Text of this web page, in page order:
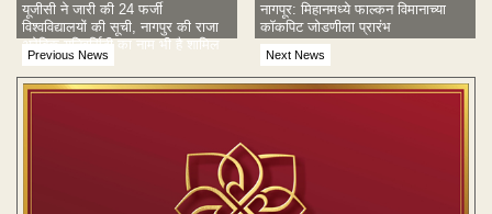
Previous News
यूजीसी ने जारी की 24 फर्जी
विश्वविद्यालयों की सूची, नागपुर की राजा
अरेबिक यूनिवर्सिटी का नाम भी है शामिल
Next News
नागपूर: मिहानमध्ये फाल्कन विमानाच्या
कॉकपिट जोडणीला प्रारंभ